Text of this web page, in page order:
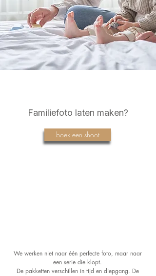
Familiefoto laten maken?
boek een shoot
We werken niet naar één perfecte foto, maar naar
een serie die klopt.
De pakketten verschillen in tijd en diepgang. De